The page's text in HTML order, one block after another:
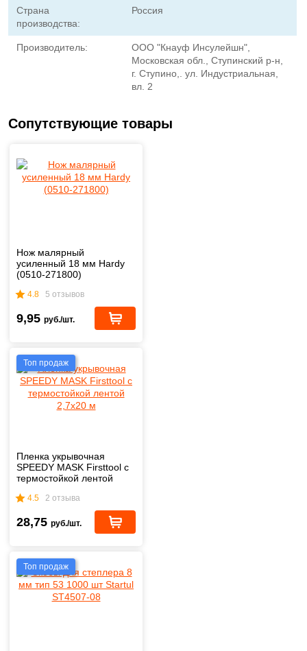
Страна
производства:
Россия
Производитель:
ООО "Кнауф Инсулейшн",
Московская обл., Ступинский р-н,
г. Ступино,. ул. Индустриальная,
вл. 2
Сопутствующие товары
Нож малярный
усиленный 18 мм Hardy
(0510-271800)
4.8 5 отзывов
9,95 руб./шт.
Топ продаж
Пленка укрывочная
SPEEDY MASK Firsttool с
термостойкой лентой
4.5 2 отзыва
28,75 руб./шт.
Топ продаж